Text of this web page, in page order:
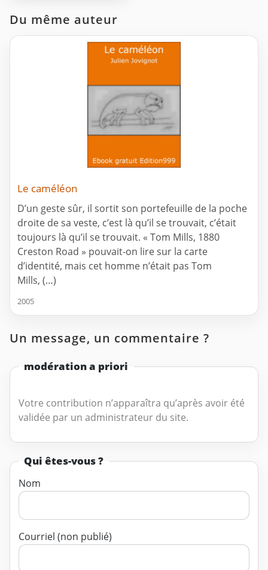
Du même auteur
Le caméléon
D’un geste sûr, il sortit son portefeuille de la poche
droite de sa veste, c’est là qu’il se trouvait, c’était
toujours là qu’il se trouvait. « Tom Mills, 1880
Creston Road » pouvait-on lire sur la carte
d’identité, mais cet homme n’était pas Tom
Mills, (…)
2005
Un message, un commentaire ?
modération a priori
Votre contribution n’apparaîtra qu’après avoir été
validée par un administrateur du site.
Qui êtes-vous ?
Nom
Courriel (non publié)